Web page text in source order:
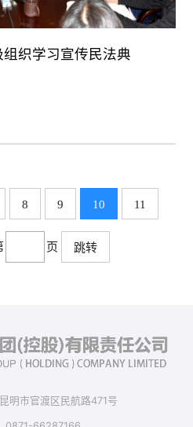
织学习宣传民法典
8 9 10 11
页 跳转
明市官渡区民航路471号